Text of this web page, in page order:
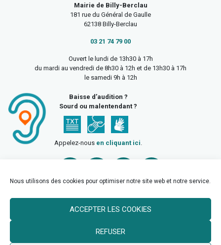
Nous utilisons des cookies pour optimiser notre site web et notre service.
ACCEPTER LES COOKIES
REFUSER
Mairie de Billy-Berclau
181 rue du Général de Gaulle
62138 Billy-Berclau
03 21 74 79 00
Ouvert le lundi de 13h30 à 17h
du mardi au vendredi de 8h30 à 12h et de 13h30 à 17h
le samedi 9h à 12h
Baisse d’audition ?
Sourd ou malentendant ?
Appelez-nous en cliquant ici